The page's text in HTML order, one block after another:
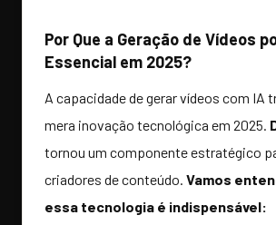
Por Que a Geração de Vídeos
Essencial em 2025?
A capacidade de gerar vídeos com IA
mera inovação tecnológica em 2025.
tornou um componente estratégico
criadores de conteúdo. Vamos
essa tecnologia é indispensável: